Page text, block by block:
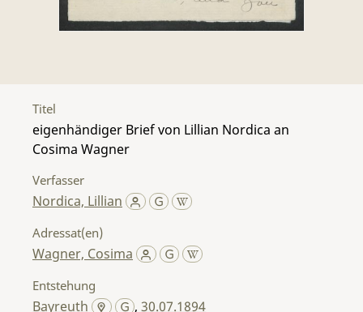
Titel
eigenhändiger Brief von Lillian Nordica an
Cosima Wagner
Verfasser
Nordica, Lillian
Adressat(en)
Wagner, Cosima
Entstehung
Bayreuth ,30.07.1894